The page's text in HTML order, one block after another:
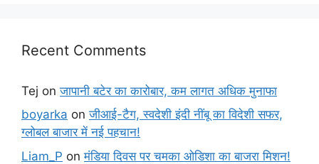
Recent Comments
Tej onजापानी बटेर का कारोबार, कम लागत अधिक मुनाफा
boyarka onजीआई-टैग, स्वदेशी इंदी नींबू का विदेशी सफर,
ग्लोबल बाजार में नई पहचान!
Liam_P onमंडिया दिवस पर चमका ओडिशा का बाजरा मिशन!